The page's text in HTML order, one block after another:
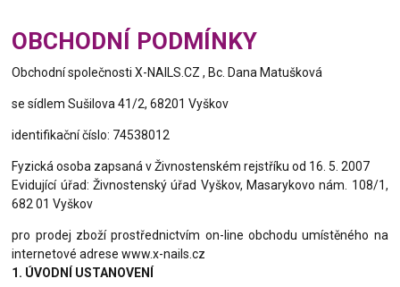
OBCHODNÍ PODMÍNKY
Obchodní společnosti X-NAILS.CZ , Bc. Dana Matušková
se sídlem Sušilova 41/2, 68201 Vyškov
identifikační číslo: 74538012
Fyzická osoba zapsaná v Živnostenském rejstříku od 16. 5. 2007
Evidující úřad: Živnostenský úřad Vyškov, Masarykovo nám. 108/1,
682 01 Vyškov
pro prodej zboží prostřednictvím on-line obchodu umístěného na
internetové adrese www.x-nails.cz
1. ÚVODNÍ USTANOVENÍ